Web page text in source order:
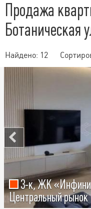
Продажа
Ботаническая
Найдено: 12
3-к, ЖК
Центральный рынок